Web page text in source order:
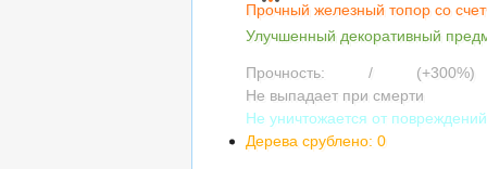
Прочный железный топор со
Улучшенный декоративный
Прочность: /
(+300%)
Не выпадает при смерти
Не уничтожается от повреждений
Дерева срублено: 0